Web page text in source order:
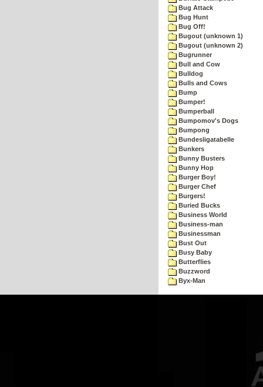
Bug Attack
Bug Hunt
Bug Off!
Bugout (unknown 1)
Bugout (unknown 2)
Bugrunner
Bull and Cow
Bulldog
Bulls and Cows
Bump
Bumper!
Bumperball
Bumpomov's Dogs
Bumpong
Bundesligatabelle
Bunkers
Bunny Busters
Bunny Hop
Burger Boy!
Burger Chef
Burgers!
Buried Bucks
Business World
Business-man
Businessman
Bust Out
Busy Baby
Butterflies
Buzzword
Byx-Man